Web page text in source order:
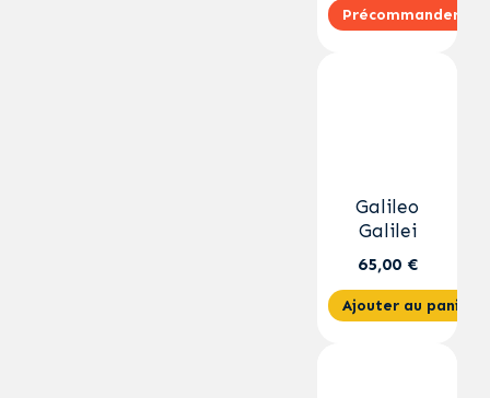
Précommander
Galileo
Galilei
65,00 €
Ajouter au panier